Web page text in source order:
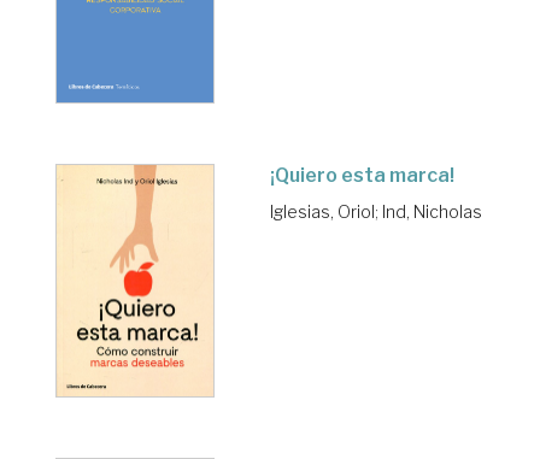
¡Quiero esta marca!
Iglesias, Oriol; Ind, Nicholas